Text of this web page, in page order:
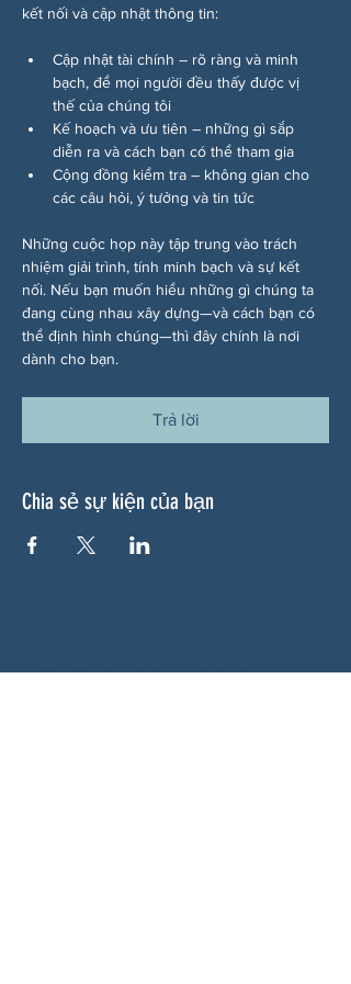
kết nối và cập nhật thông tin:
Cập nhật tài chính – rõ ràng và minh
bạch, để mọi người đều thấy được vị
thế của chúng tôi
Kế hoạch và ưu tiên – những gì sắp
diễn ra và cách bạn có thể tham gia
Cộng đồng kiểm tra – không gian cho
các câu hỏi, ý tưởng và tin tức
Những cuộc họp này tập trung vào trách
nhiệm giải trình, tính minh bạch và sự kết
nối. Nếu bạn muốn hiểu những gì chúng ta
đang cùng nhau xây dựng—và cách bạn có
thể định hình chúng—thì đây chính là nơi
dành cho bạn.
Trả lời
Chia sẻ sự kiện của bạn